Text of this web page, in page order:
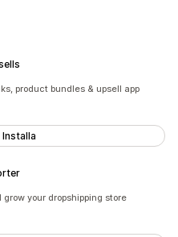
product bundles & upsell app
Installa
your dropshipping store